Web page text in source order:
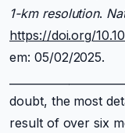
1-km resolution.
https://doi.org/
em: 05/02/2025.
doubt, the most
result of over six